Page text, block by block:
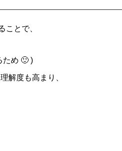
ことで、
ため 🙂 )
解度も高まり、